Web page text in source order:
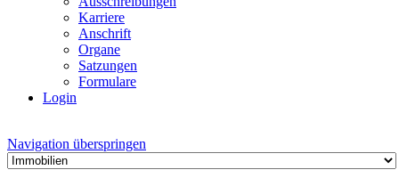
Karriere
Anschrift
Organe
Satzungen
Formulare
Login
Navigation überspringen